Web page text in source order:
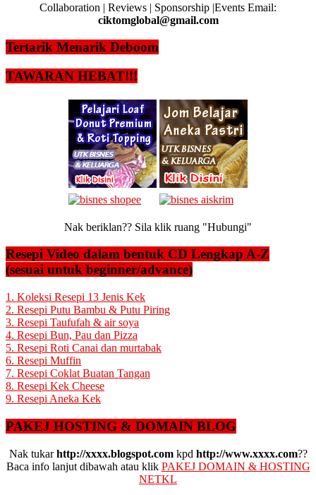
Collaboration | Reviews | Sponsorship |Events Email:
ciktomglobal@gmail.com
Tertarik Menarik Deboom
TAWARAN HEBAT!!!
Nak beriklan?? Sila klik ruang "Hubungi"
Resepi Video dalam bentuk CD Lengkap A-Z
(sesuai untuk beginner/advance)
1. Koleksi Resepi 13 Jenis Kek
2. Resepi Putu Bambu & Putu Piring
3. Resepi Taufufah & air soya
4. Resepi Bun, Pau dan Pizza
5. Resepi Roti Canai dan murtabak
6. Resepi Muffin
7. Resepi Coklat Buatan Tangan
8. Resepi Kek Cheese
9. Resepi Aneka Kek
PAKEJ HOSTING & DOMAIN BLOG
Nak tukarhttp://xxxx.blogspot.comkpd http://www.xxxx.com??
Baca info lanjut dibawah atau klik PAKEJ DOMAIN & HOSTING
NETKL